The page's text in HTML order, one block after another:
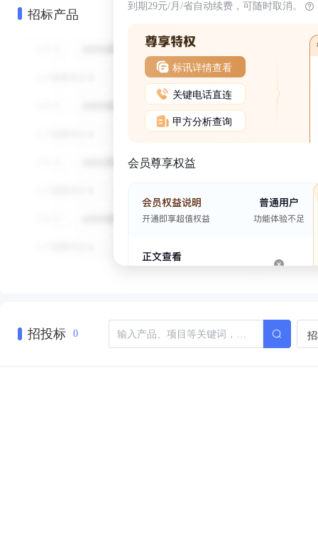
招标产品 到期29元/月/省自动续费，可随时取消。
标讯详情查看
关键电话直连
甲方分析查询
会员尊享权益
招投标 0